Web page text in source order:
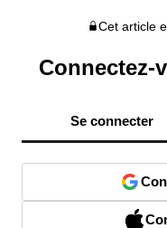
Cet article
Connectez-
Se connecter